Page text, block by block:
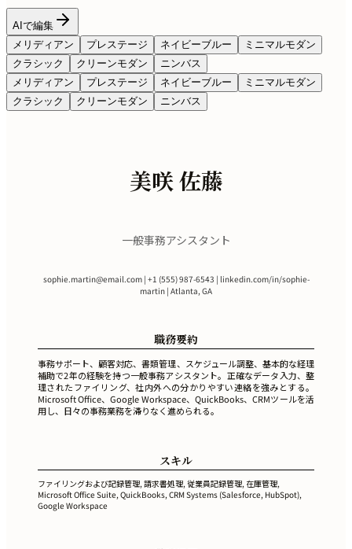
AIで編集
メリディアン
プレステージ ネイビーブルー
ミニマルモダン
クラシック
クリーンモダン
ニンバス
メリディアン
プレステージ ネイビーブルー
ミニマルモダン
クラシック
クリーンモダン ニンバス
美咲 佐藤
一般事務アシスタント
sophie.martin@email.com| +1 (555) 987-6543 | linkedin.com/in/sophie-
martin | Atlanta, GA
職務要約
事務サポート、顧客対応、書類管理、スケジュール調整、基本的な経理
補助で2年の経験を持つ一般事務アシスタント。正確なデータ入力、整
理されたファイリング、社内外への分かりやすい連絡を強みとする。
Microsoft Office、Google Workspace、QuickBooks、CRMツールを活
用し、日々の事務業務を滞りなく進められる。
スキル
ファイリングおよび記録管理, 請求書処理, 従業員記録管理, 在庫管理,
Microsoft Office Suite, QuickBooks, CRM Systems (Salesforce, HubSpot),
Google Workspace